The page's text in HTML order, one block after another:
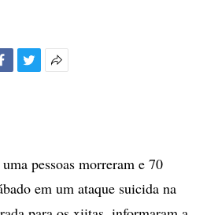
pessoas morreram e 70
em um ataque suicida na